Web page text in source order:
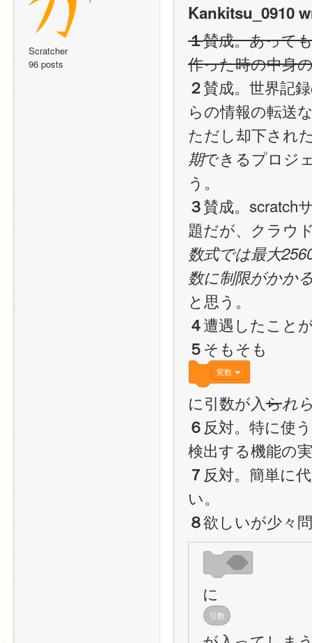
Scratcher
96 posts
Kankitsu_0910
１賛成。あって
作った時の中身
２賛成。世界記
らの情報の転送
ただし却下され
期できるプロジ
う。
３賛成。scratch
題だが、クラウ
数式では最大
数に制限がかか
と思う。
４遭遇したこと
５そもそも
変数
に引数が入られ
６ 反対。特に使
検出する機能の
７ 反対。簡単に
い。
８欲しいが少々
に
引数